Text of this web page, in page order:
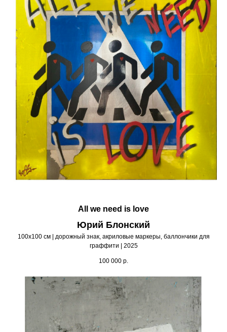
All we need is love
Юрий Блонский
100х100 см | дорожный знак, акриловые маркеры, баллончики для
граффити | 2025
100 000 р.